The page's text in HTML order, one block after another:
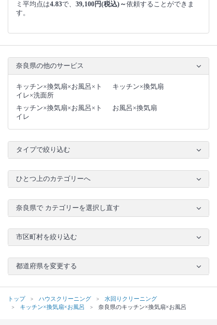
ミ平均点は4.83で、 39,100円(税込)～依頼することができま
す。
奈良県の他のサービス
キッチン×換気扇×お風呂×ト
イレ×洗面所
キッチン×換気扇
キッチン×換気扇×お風呂×ト
イレ
お風呂×換気扇
タイプで絞り込む
ひとつ上のカテゴリーへ
奈良県で カテゴリーを選択し直す
市区町村を絞り込む
都道府県を変更する
トップ ハウスクリーニング
水回りクリーニング
キッチン×換気扇×お風呂
奈良県のキッチン×換気扇×お風呂